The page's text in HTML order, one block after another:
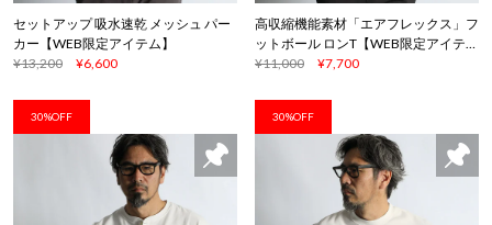
セットアップ 吸水速乾 メッシュ パー
カー【WEB限定アイテム】
¥13,200
¥6,600
高収縮機能素材「エアフレックス」フ
ットボール ロンT【WEB限定アイテ
ム】
¥11,000 ¥7,700
30%OFF 30%OFF